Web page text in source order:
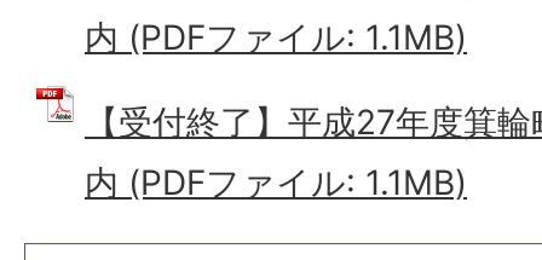
内 (PDFファイル: 1.1MB)
【受付終了】平成27年度箕
内 (PDFファイル: 1.1MB)